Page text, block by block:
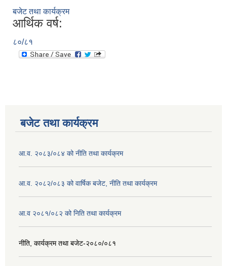
बजेट तथा कार्यक्रम
आर्थिक वर्ष:
८०/८१
बजेट तथा कार्यक्रम
आ.व. २०८३/०८४ को नीति तथा कार्यक्रम
आ.व. २०८२/०८३ को वार्षिक बजेट, नीति तथा कार्यक्रम
आ.व २०८१/०८२ को निति तथा कार्यक्रम
नीति, कार्यक्रम तथा बजेट-२०८०/०८१